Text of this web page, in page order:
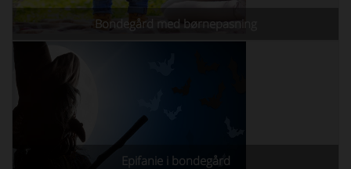
Bondegård med børnepasning
Epifanie i bondegård